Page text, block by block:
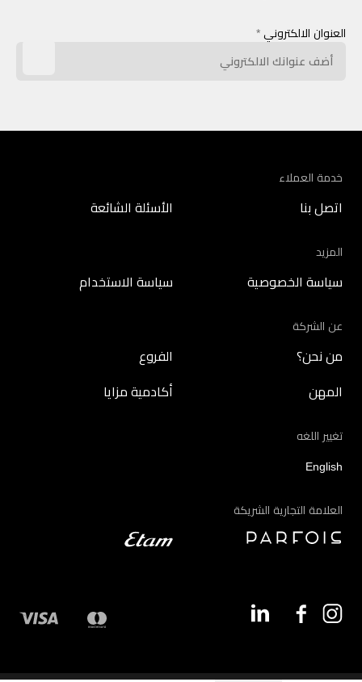
العنوان الالكتروني *
خدمة العملاء
اتصل بنا الأسئلة الشائعة
المزيد
سياسة الخصوصية سياسة الاستخدام
عن الشركة
من نحن؟ الفروع
المهن أكادمية مزايا
تغيير اللغه
English
العلامة التجارية الشريكة